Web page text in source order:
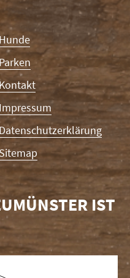
Hunde
Kontakt
Impressum
Datenschutzerklärung
Sitemap
IST